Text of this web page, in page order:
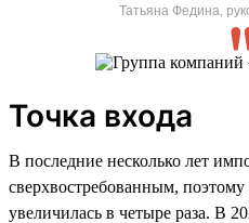
Татьяна Федина,
Точка входа
В последние несколько лет
сверхвостребованным,
увеличилась в четыре раза. В